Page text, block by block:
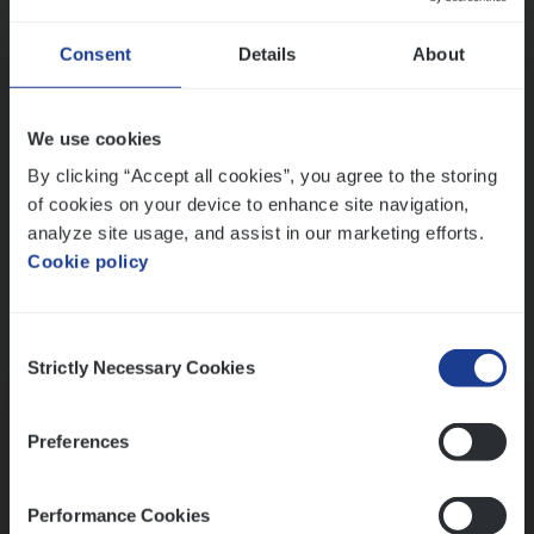
Consent Details About
We use cookies
By clicking “Accept all cookies”, you agree to the storing
of cookies on your device to enhance site navigation,
analyze site usage, and assist in our marketing efforts.
Cookie policy
Selection
Strictly Necessary Cookies
Preferences
Performance Cookies
Ons sollicitatieproces